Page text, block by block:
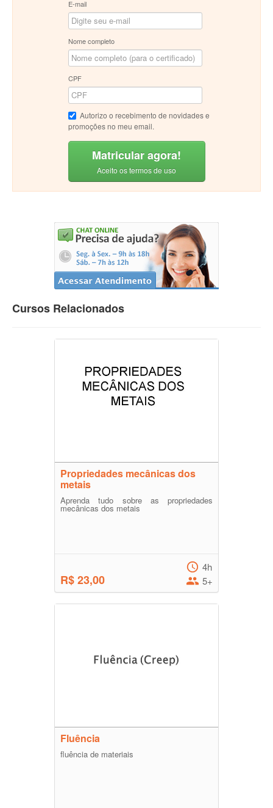
E-mail
Nome completo
CPF
Autorizo o recebimento de novidades e
promoções no meu email.
Matricular agora!
Aceito os termos de uso
Cursos Relacionados
Propriedades mecânicas dos
metais
Aprenda tudo sobre as propriedades
mecânicas dos metais
R$ 23,00
4h
5+
Fluência
fluência de materiais